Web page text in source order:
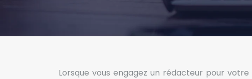
Lorsque vous engagez un rédacteur pour